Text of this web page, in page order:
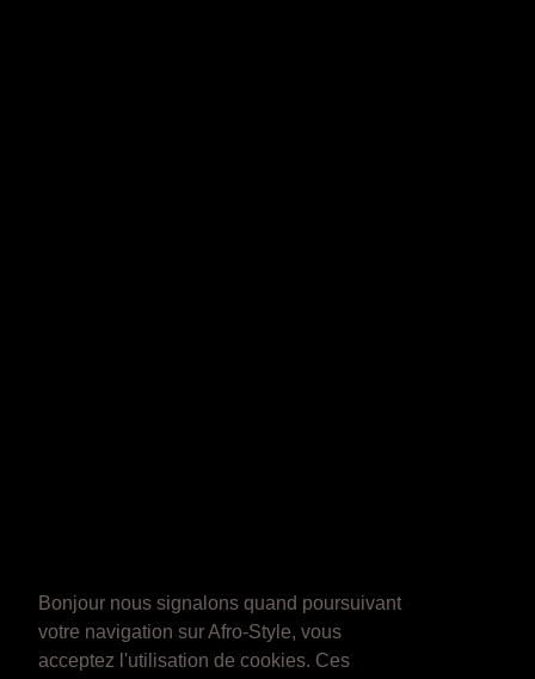
Bonjour nous signalons quand poursuivant
votre navigation sur Afro-Style, vous
acceptez l'utilisation de cookies. Ces